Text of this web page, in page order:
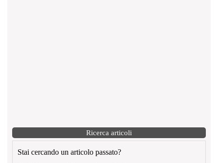
Ricerca articoli
Stai cercando un articolo passato?